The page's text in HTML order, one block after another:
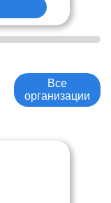
Все
организации